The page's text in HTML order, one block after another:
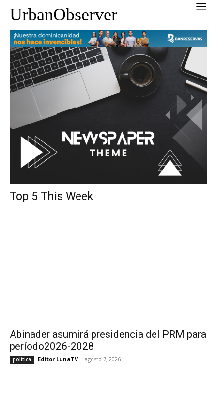
UrbanObserver
Top 5 This Week
Abinader asumirá presidencia del PRM para
período2026-2028
política Editor LunaTV - agosto 7, 2026